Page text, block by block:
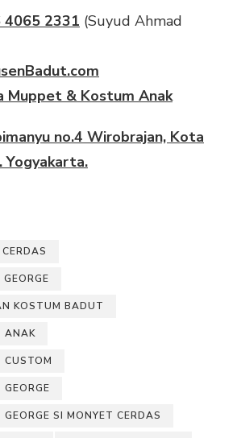
4065 2331 (Suyud Ahmad
Muppet & Kostum Anak
no.4 Wirobrajan, Kota
Yogyakarta.
KOSTUM BADUT
ANAK
SI MONYET CERDAS